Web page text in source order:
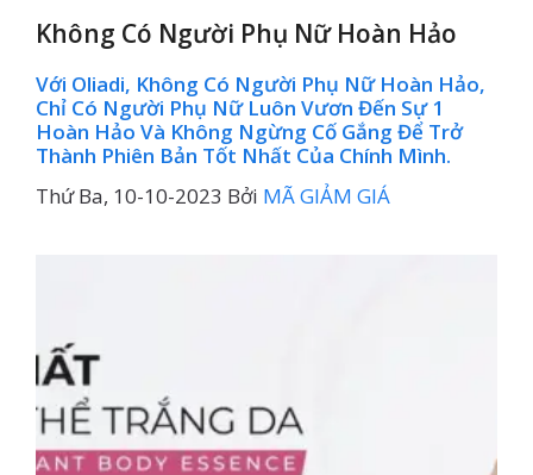
Không Có Người Phụ Nữ Hoàn Hảo
Với Oliadi, Không Có Người Phụ Nữ Hoàn Hảo,
Chỉ Có Người Phụ Nữ Luôn Vươn Đến Sự 1
Hoàn Hảo Và Không Ngừng Cố Gắng Để Trở
Thành Phiên Bản Tốt Nhất Của Chính Mình.
Thứ Ba, 10-10-2023 Bởi MÃ GIẢM GIÁ